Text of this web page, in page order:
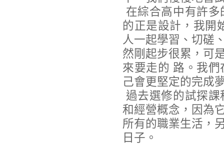
在綜合高中有許
的正是設計，我開
人一起學習、切磋
然剛起步很累，可
來要走的 路。我
己會更堅定的完成
過去選修的試探
和經營概念，因為
所有的職業生活，
日子。